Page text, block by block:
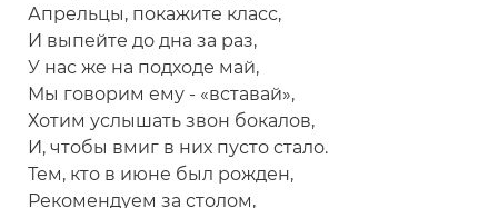
Апрельцы, покажите класс,
И выпейте до дна за раз,
У нас же на подходе май,
Мы говорим ему - «вставай»,
Хотим услышать звон бокалов,
И, чтобы вмиг в них пусто стало.
Тем, кто в июне был рожден,
Рекомендуем за столом,